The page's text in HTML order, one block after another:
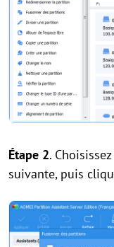
Étape 2.
suivante, puis